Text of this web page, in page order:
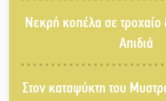
Μονεμβασιάς
Νεκρή κοπέλα σε τροχαίο
Απιδιά
Στον καταψύκτη του